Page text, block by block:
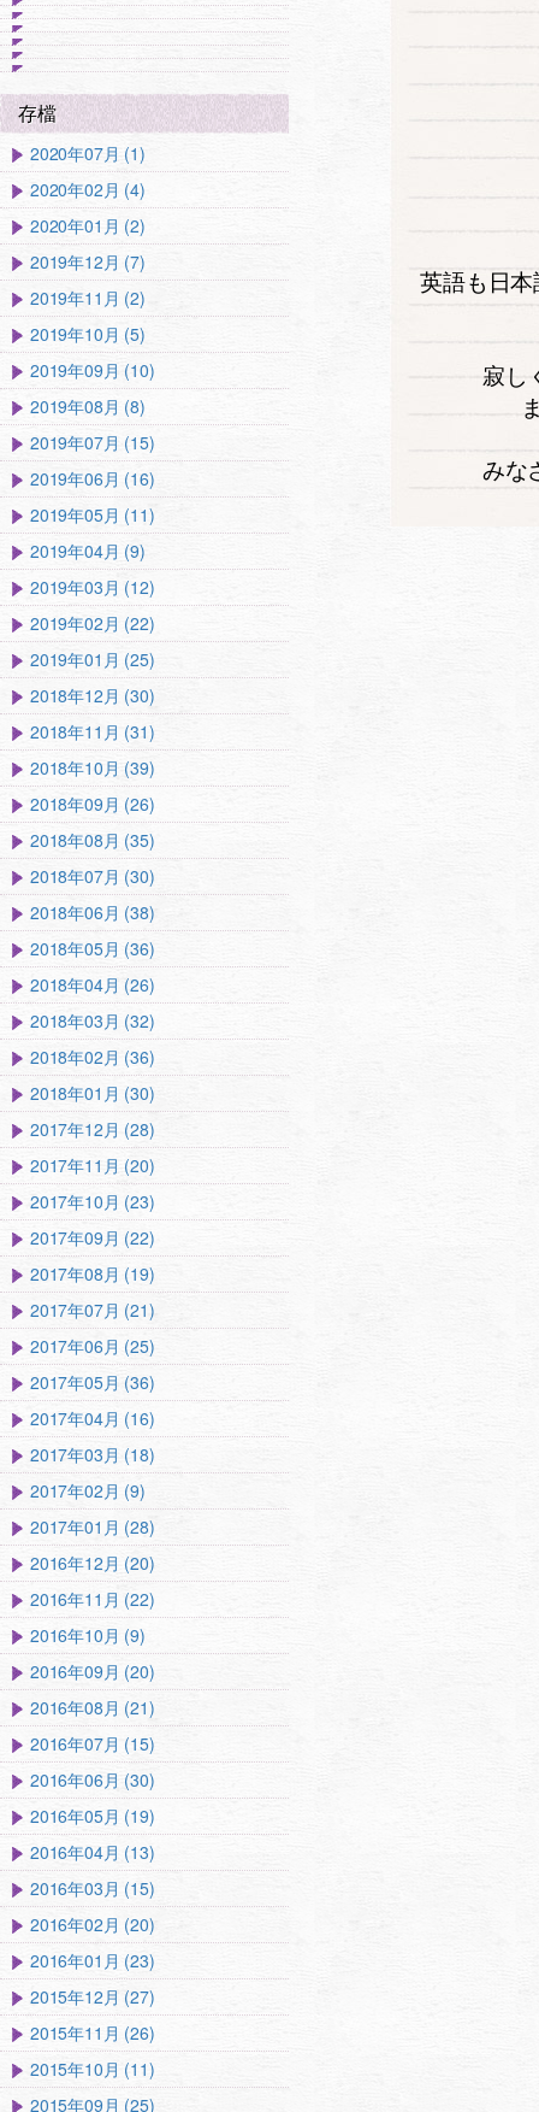
英語も日
寂し
みな
存檔
2020年07月 (1)
2020年02月 (4)
2020年01月 (2)
2019年12月 (7)
2019年11月 (2)
2019年10月 (5)
2019年09月 (10)
2019年08月 (8)
2019年07月 (15)
2019年06月 (16)
2019年05月 (11)
2019年04月 (9)
2019年03月 (12)
2019年02月 (22)
2019年01月 (25)
2018年12月 (30)
2018年11月 (31)
2018年10月 (39)
2018年09月 (26)
2018年08月 (35)
2018年07月 (30)
2018年06月 (38)
2018年05月 (36)
2018年04月 (26)
2018年03月 (32)
2018年02月 (36)
2018年01月 (30)
2017年12月 (28)
2017年11月 (20)
2017年10月 (23)
2017年09月 (22)
2017年08月 (19)
2017年07月 (21)
2017年06月 (25)
2017年05月 (36)
2017年04月 (16)
2017年03月 (18)
2017年02月 (9)
2017年01月 (28)
2016年12月 (20)
2016年11月 (22)
2016年10月 (9)
2016年09月 (20)
2016年08月 (21)
2016年07月 (15)
2016年06月 (30)
2016年05月 (19)
2016年04月 (13)
2016年03月 (15)
2016年02月 (20)
2016年01月 (23)
2015年12月 (27)
2015年11月 (26)
2015年10月 (11)
2015年09月 (25)